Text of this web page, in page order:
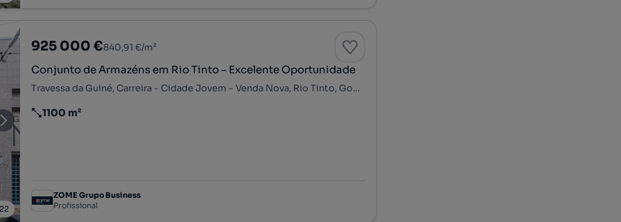
22
925 000 €840,91 €/m²
Conjunto de Armazéns em Rio Tinto – Excelente Oportunidade
Travessa da Guiné, Carreira - Cidade Jovem - Venda Nova, Rio Tinto, Gondomar, Porto
Preço por metro quadrado
1100 m²
ZOME Grupo Business
Profissional